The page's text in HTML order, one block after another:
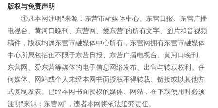
版权与免责声明
①凡本网注明“来源：东营市融媒体中心、东营日报、东营广播
电视台、黄河口晚刊、东营网、爱东营”的所有文字、图片和音视频
稿件，版权均属东营市融媒体中心所有，东营网拥有东营市融媒体
中心所属包括但不限于东营日报、东营广播电视台、黄河口晚刊、
东营网、爱东营等媒体的电子信息网络发布、出售与转载权利。任
何媒体、网站或个人未经本网书面授权不得转载、链接或以其他方
式复制发表。已经本网书面授权的媒体、网站，在下载使用时必须
注明“来源：东营网”，违者本网将依法追究责任。